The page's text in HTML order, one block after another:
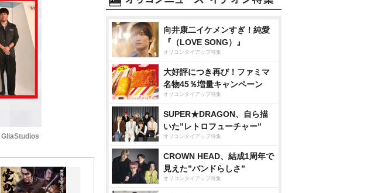
GliaStudios
向井康二イケメンすぎ！純愛
『（LOVE SONG）』
オリコンタイアップ特集
大好評につき再び！ファミマ
名物45％増量キャンペーン
オリコンタイアップ特集
SUPER★DRAGON、自ら描
いた”レトロフューチャー”
オリコンタイアップ特集
CROWN HEAD、結成1周年で
見えた”バンドらしさ”
オリコンタイアップ特集